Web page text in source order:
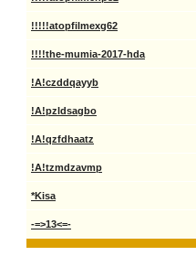
!!!!!atopfilmexg62
!!!!the-mumia-2017-hda
!A!czddqayyb
!A!pzldsagbo
!A!qzfdhaatz
!A!tzmdzavmp
*Kisa
-=>13<=-